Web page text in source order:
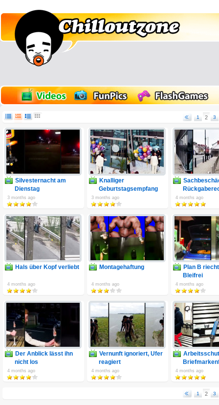
1 2 3
Silvesternacht am
Dienstag
3 months ago
Knalliger
Geburtstagsempfang
3 months ago 4 months ago
Hals über Kopf verliebt
4 months ago
Montagehaftung
4 months ago
Plan B
Bleifrei
4 months ago
Der Anblick lässt ihn
nicht los
4 months ago
Vernunft ignoriert, Ufer
reagiert
4 months ago 4 months ago
1 2 3